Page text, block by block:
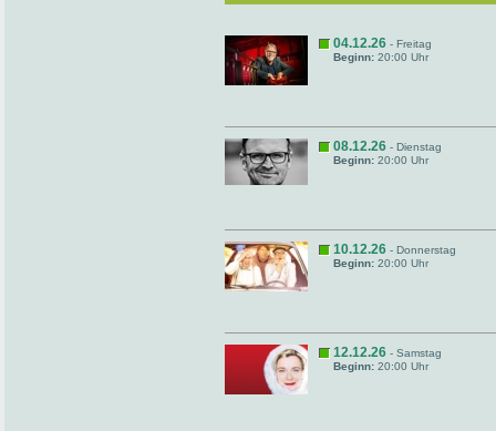
04.12.26 - Freitag
Beginn: 20:00 Uhr
08.12.26 - Dienstag
Beginn: 20:00 Uhr
10.12.26 - Donnerstag
Beginn: 20:00 Uhr
12.12.26 - Samstag
Beginn: 20:00 Uhr